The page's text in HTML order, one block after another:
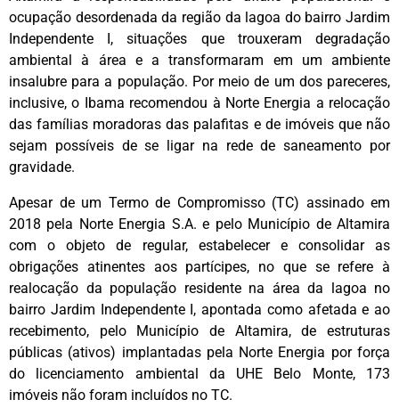
ocupação desordenada da região da lagoa do bairro Jardim
Independente I, situações que trouxeram degradação
ambiental à área e a transformaram em um ambiente
insalubre para a população. Por meio de um dos pareceres,
inclusive, o Ibama recomendou à Norte Energia a relocação
das famílias moradoras das palafitas e de imóveis que não
sejam possíveis de se ligar na rede de saneamento por
gravidade.
Apesar de um Termo de Compromisso (TC) assinado em
2018 pela Norte Energia S.A. e pelo Município de Altamira
com o objeto de regular, estabelecer e consolidar as
obrigações atinentes aos partícipes, no que se refere à
realocação da população residente na área da lagoa no
bairro Jardim Independente I, apontada como afetada e ao
recebimento, pelo Município de Altamira, de estruturas
públicas (ativos) implantadas pela Norte Energia por força
do licenciamento ambiental da UHE Belo Monte, 173
imóveis não foram incluídos no TC.